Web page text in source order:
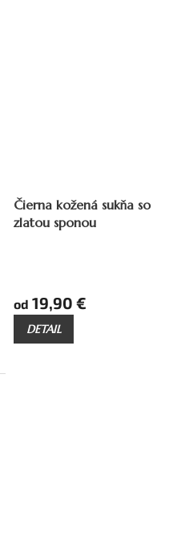
Čierna kožená sukňa so
zlatou sponou
od 19,90 €
DETAIL